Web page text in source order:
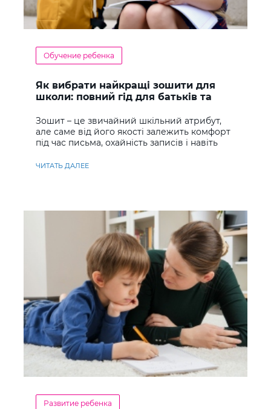
Обучение ребенка
Як вибрати найкращі зошити для
школи: повний гід для батьків та
Зошит – це звичайний шкільний атрибут,
але саме від його якості залежить комфорт
під час письма, охайність записів і навіть
ЧИТАТЬ ДАЛЕЕ
Развитие ребенка